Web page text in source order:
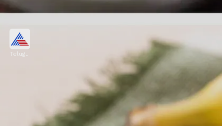
పెరుగు అధిక రక్తపోటుతో బాధపడుతున్న వారికి ఎంతో
ప్రయోజనకరంగా ఉంటుంది. దీనిలో ఉండే మెగ్నీషియం బీపీని
కంట్రోల్ చేస్తుంది.
Image credits: Getty
Telugu